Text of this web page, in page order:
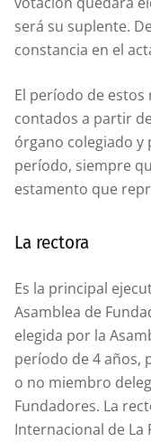
será su suplente.
constancia en el
El período de
contados a partir
órgano colegiado
período, siempre
estamento que
La rectora
Es la principal
Asamblea de
elegida por la
período de 4 años,
o no miembro
Fundadores. La
Internacional de La